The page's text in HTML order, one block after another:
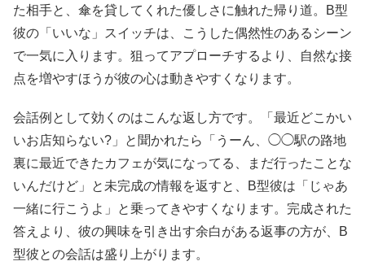
た相手と、傘を貸してくれた優しさに触れた帰り道。B型
彼の「いいな」スイッチは、こうした偶然性のあるシーン
で一気に入ります。狙ってアプローチするより、自然な接
点を増やすほうが彼の心は動きやすくなります。
会話例として効くのはこんな返し方です。「最近どこかい
いお店知らない?」と聞かれたら「うーん、◯◯駅の路地
裏に最近できたカフェが気になってる、まだ行ったことな
いんだけど」と未完成の情報を返すと、B型彼は「じゃあ
一緒に行こうよ」と乗ってきやすくなります。完成された
答えより、彼の興味を引き出す余白がある返事の方が、B
型彼との会話は盛り上がります。